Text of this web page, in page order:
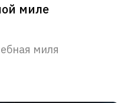
миле
миля